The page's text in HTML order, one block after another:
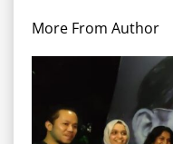
More From Author